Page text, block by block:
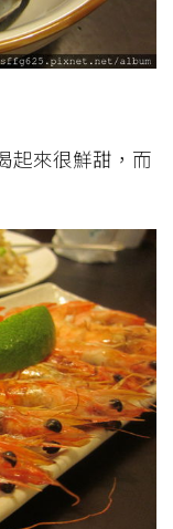
起來很鮮甜，而